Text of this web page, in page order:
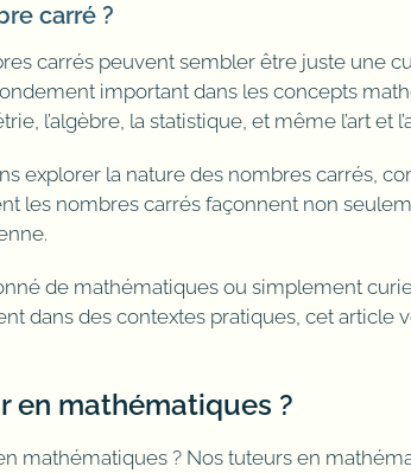
carré ?
carrés peuvent sembler être juste une
important dans les concepts
l’algèbre, la statistique, et même l’art et
explorer la nature des nombres carrés,
les nombres carrés façonnent non
de mathématiques ou simplement
dans des contextes pratiques, cet article
en mathématiques ?
mathématiques ? Nos tuteurs en